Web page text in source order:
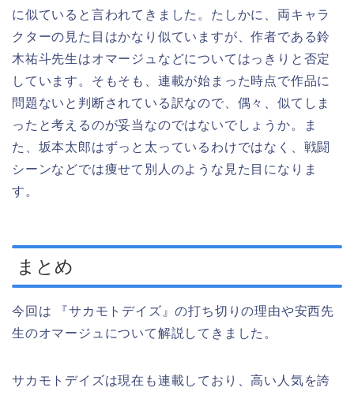
に似ていると言われてきました。たしかに、両キャラ
クターの見た目はかなり似ていますが、作者である鈴
木祐斗先生はオマージュなどについてはっきりと否定
しています。そもそも、連載が始まった時点で作品に
問題ないと判断されている訳なので、偶々、似てしま
ったと考えるのが妥当なのではないでしょうか。ま
た、坂本太郎はずっと太っているわけではなく、戦闘
シーンなどでは痩せて別人のような見た目になりま
す。
まとめ
今回は 『サカモトデイズ』の打ち切りの理由や安西先
生のオマージュについて解説してきました。
サカモトデイズは現在も連載しており、高い人気を誇